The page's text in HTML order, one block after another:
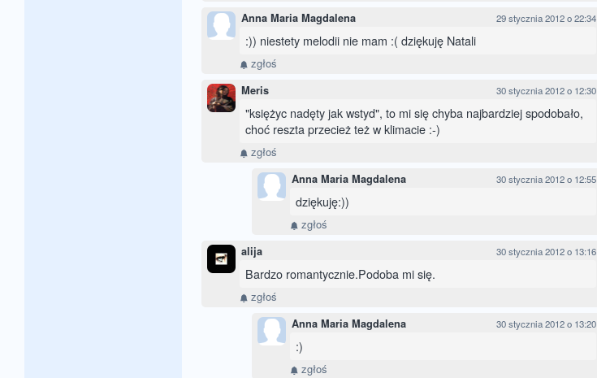
Anna Maria Magdalena 29 stycznia 2012 o 22:34
:)) niestety melodii nie mam :( dziękuję Natali
zgłoś
Meris 30 stycznia 2012 o 12:30
"księżyc nadęty jak wstyd", to mi się chyba najbardziej spodobało,
choć reszta przecież też w klimacie :-)
zgłoś
Anna Maria Magdalena 30 stycznia 2012 o 12:55
dziękuję:))
zgłoś
alija 30 stycznia 2012 o 13:16
Bardzo romantycznie.Podoba mi się.
zgłoś
Anna Maria Magdalena 30 stycznia 2012 o 13:20
:)
zgłoś